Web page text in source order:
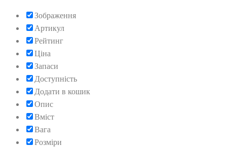
Зображення
Артикул
Рейтинг
Ціна
Запаси
Доступність
Додати в кошик
Опис
Вміст
Вага
Розміри